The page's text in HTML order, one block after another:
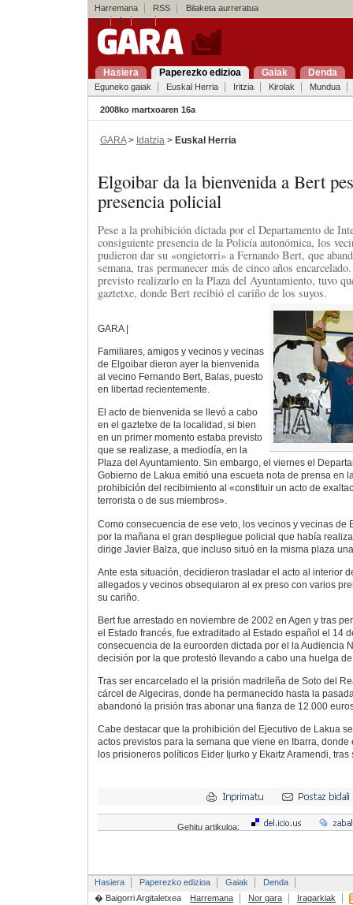
Harremana RSS
Bilaketa aurreratua
es
fr en
Hasiera Paperezko edizioa Gaiak Denda
Eguneko gaiak Euskal Herria Iritzia Kirolak Mundua
2008ko martxoaren 16a
GARA> Idatzia > Euskal Herria
Elgoibar da la bienvenida a Bert
presencia policial
Pese a la prohibición dictada por el Departamento de
consiguiente presencia de la Policía autonómica, los
pudieron dar su «ongietorri» a Fernando Bert, que
semana, tras permanecer más de cinco años
previsto realizarlo en la Plaza del Ayuntamiento, tuvo
gaztetxe, donde Bert recibió el cariño de los suyos.
GARA |
Familiares, amigos y vecinos y vecinas
de Elgoibar dieron ayer la bienvenida
al vecino Fernando Bert, Balas, puesto
en libertad recientemente.
El acto de bienvenida se llevó a cabo
en el gaztetxe de la localidad, si bien
en un primer momento estaba previsto
que se realizase, a mediodía, en la
Plaza del Ayuntamiento. Sin embargo, el viernes el
Gobierno de Lakua emitió una escueta nota de prensa en
prohibición del recibimiento al «constituir un acto de
terrorista o de sus miembros».
Como consecuencia de ese veto, los vecinos y vecinas de
por la mañana el gran despliegue policial que había
dirige Javier Balza, que incluso situó en la misma plaza
Ante esta situación, decidieron trasladar el acto al interior
allegados y vecinos obsequiaron al ex preso con varios
su cariño.
Bert fue arrestado en noviembre de 2002 en Agen y tras
el Estado francés, fue extraditado al Estado español el 14
consecuencia de la euroorden dictada por el la Audiencia
decisión por la que protestó llevando a cabo una huelga
Tras ser encarcelado el la prisión madrileña de Soto del
cárcel de Algeciras, donde ha permanecido hasta la
abandonó la prisión tras abonar una fianza de 12.000
Cabe destacar que la prohibición del Ejecutivo de Lakua
actos previstos para la semana que viene en Ibarra,
los prisioneros políticos Eider Ijurko y Ekaitz Aramendi,
Gehitu artikuloa:
Hasiera Paperezko edizioa Gaiak
Denda
� Baigorri Argitaletxea
Harremana Nor gara Iragarkiak